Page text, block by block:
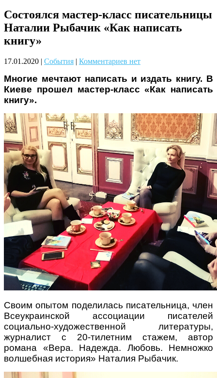
Чому дітям корисно читати
собі допомогти
Як підготувати дитину до
навчального року? Поради
лікаря батькам
Поради багатодітної мами:
особистісний розвиток в
декреті
Ми запитали у зіркових
Состоялся мастер-класс писательницы
Наталии Рыбачик «Как написать
книгу»
17.01.2020 | События | Комментариев нет
Многие мечтают написать и издать книгу. В
Киеве прошел мастер-класс «Как написать
книгу».
Своим опытом поделилась писательница, член
Всеукраинской ассоциации писателей
социально-художественной литературы,
журналист с 20-тилетним стажем, автор
романа «Вера. Надежда. Любовь. Немножко
волшебная история» Наталия Рыбачик.